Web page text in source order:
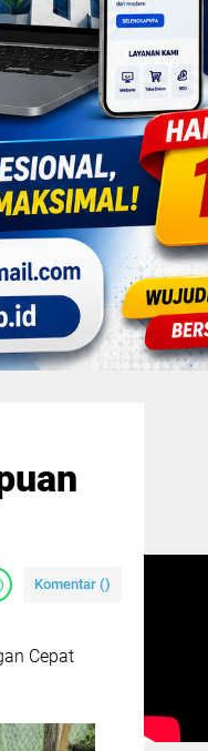
Komentar ()
Cepat